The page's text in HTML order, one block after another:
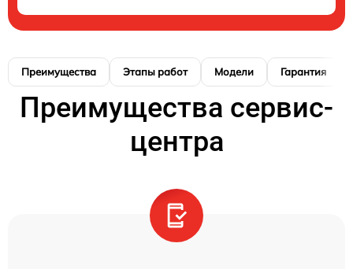
Преимущества Этапы работ Модели Гарантия
Преимущества сервис-
центра